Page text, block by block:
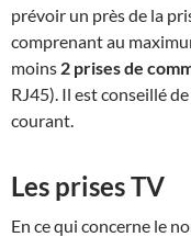
prévoir un près de la
comprenant au
moins 2 prises de
RJ45). Il est conseillé
courant.
Les prises TV
En ce qui concerne le